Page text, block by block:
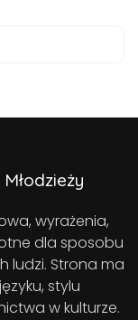
wyrażenia,
dla sposobu
ludzi. Strona ma
stylu
w kulturze.